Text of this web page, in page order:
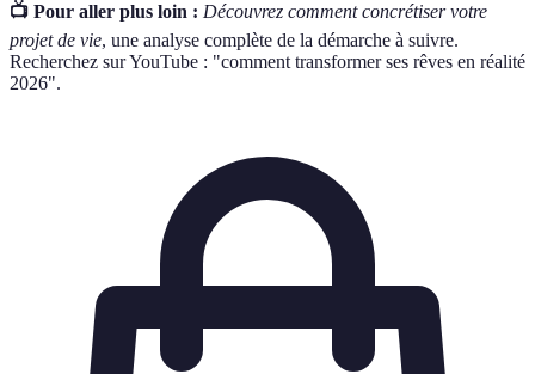
📺 Pour aller plus loin : Découvrez comment concrétiser votre
projet de vie, une analyse complète de la démarche à suivre.
Recherchez sur YouTube : "comment transformer ses rêves en réalité
2026".